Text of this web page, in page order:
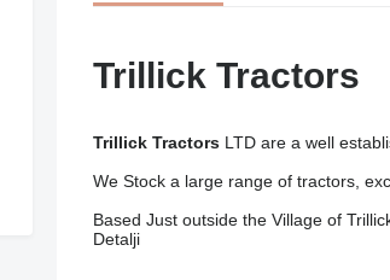
Trillick Tractors
Trillick TractorsLTD are a well
We Stock a large range of tractors,
Based Just outside the Village of
Detalji